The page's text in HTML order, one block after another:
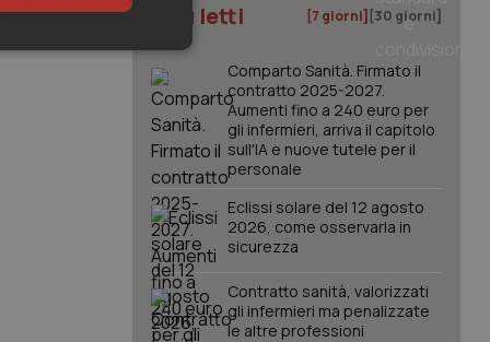
I più letti [7 giorni] [30 giorni]
Comparto Sanità. Firmato il
contratto 2025-2027.
Aumenti fino a 240 euro per
gli infermieri, arriva il capitolo
sull'IA e nuove tutele per il
personale
Eclissi solare del 12 agosto
2026, come osservarla in
sicurezza
Contratto sanità, valorizzati
gli infermieri ma penalizzate
le altre professioni